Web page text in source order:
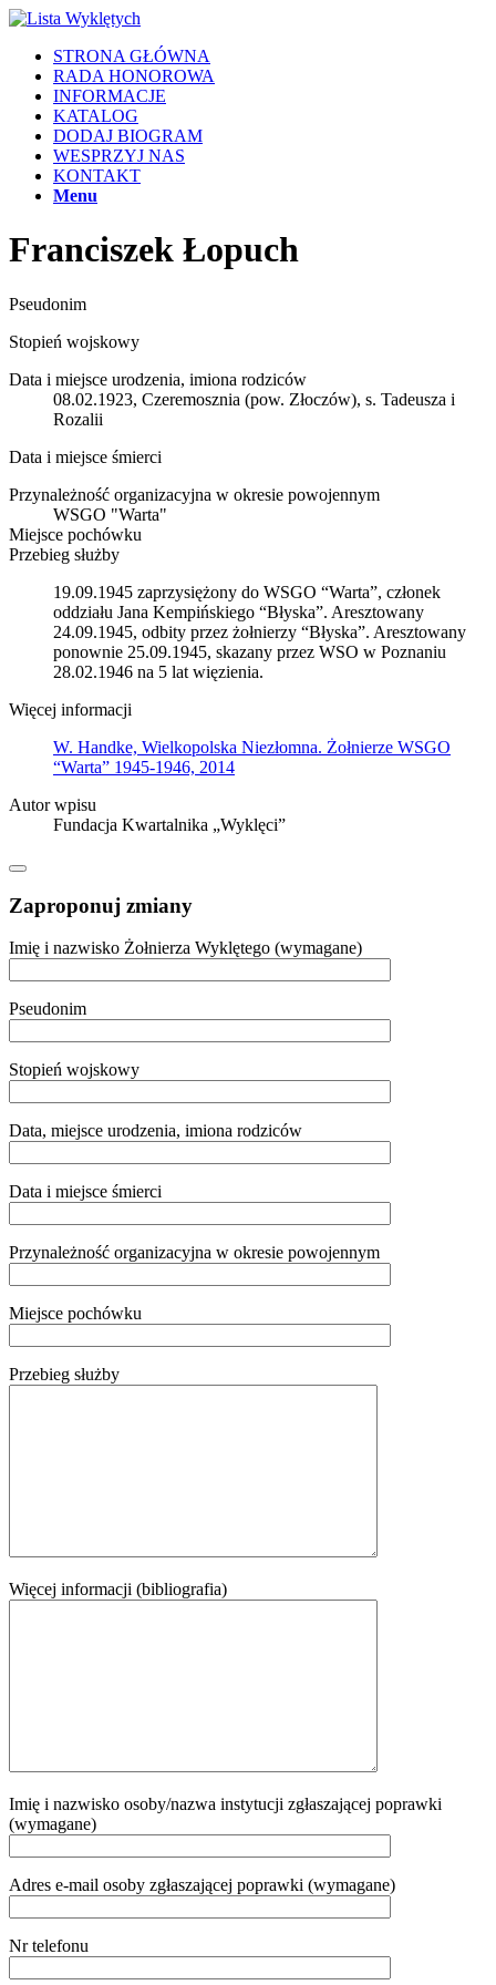
STRONA GŁÓWNA
RADA HONOROWA
INFORMACJE
KATALOG
DODAJ BIOGRAM
WESPRZYJ NAS
KONTAKT
Menu
Franciszek Łopuch
Pseudonim
Stopień wojskowy
Data i miejsce urodzenia, imiona rodziców
08.02.1923, Czeremosznia (pow. Złoczów), s. Tadeusza i
Rozalii
Data i miejsce śmierci
Przynależność organizacyjna w okresie powojennym
WSGO "Warta"
Miejsce pochówku
Przebieg służby
19.09.1945 zaprzysiężony do WSGO “Warta”, członek
oddziału Jana Kempińskiego “Błyska”. Aresztowany
24.09.1945, odbity przez żołnierzy “Błyska”. Aresztowany
ponownie 25.09.1945, skazany przez WSO w Poznaniu
28.02.1946 na 5 lat więzienia.
Więcej informacji
W. Handke, Wielkopolska Niezłomna. Żołnierze WSGO
“Warta” 1945-1946, 2014
Autor wpisu
Fundacja Kwartalnika „Wyklęci”
Zaproponuj zmiany
Imię i nazwisko Żołnierza Wyklętego (wymagane)
Pseudonim
Stopień wojskowy
Data, miejsce urodzenia, imiona rodziców
Data i miejsce śmierci
Przynależność organizacyjna w okresie powojennym
Miejsce pochówku
Przebieg służby
Więcej informacji (bibliografia)
Imię i nazwisko osoby/nazwa instytucji zgłaszającej poprawki
(wymagane)
Adres e-mail osoby zgłaszającej poprawki (wymagane)
Nr telefonu